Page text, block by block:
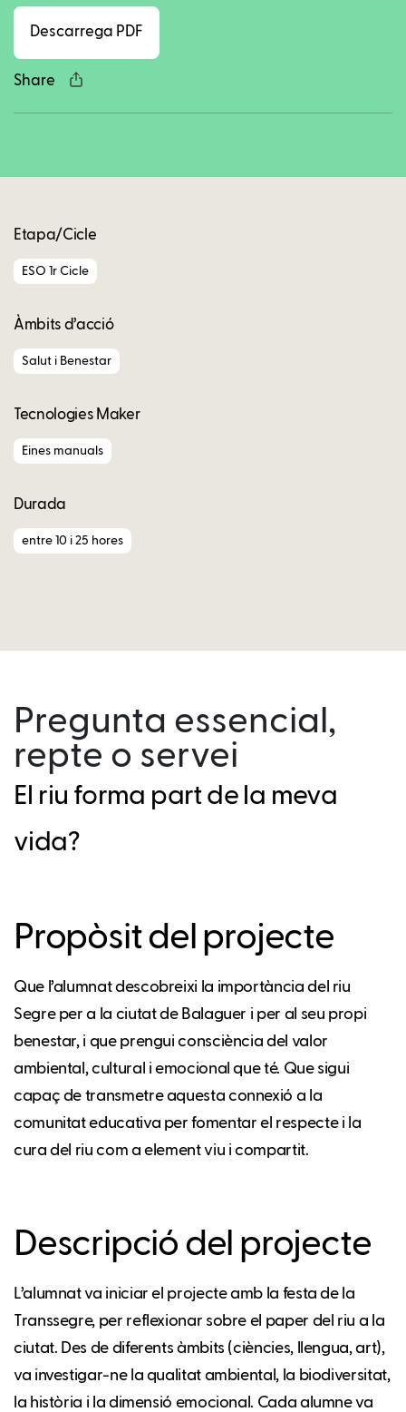
Descarrega PDF
Share
Etapa/Cicle
ESO 1r Cicle
Àmbits d’acció
Salut i Benestar
Tecnologies Maker
Eines manuals
Durada
entre 10 i 25 hores
Pregunta essencial,
repte o servei
El riu forma part de la meva
vida?
Propòsit del projecte
Que l’alumnat descobreixi la importància del riu
Segre per a la ciutat de Balaguer i per al seu propi
benestar, i que prengui consciència del valor
ambiental, cultural i emocional que té. Que sigui
capaç de transmetre aquesta connexió a la
comunitat educativa per fomentar el respecte i la
cura del riu com a element viu i compartit.
Descripció del projecte
L’alumnat va iniciar el projecte amb la festa de la
Transsegre, per reflexionar sobre el paper del riu a la
ciutat. Des de diferents àmbits (ciències, llengua, art),
va investigar-ne la qualitat ambiental, la biodiversitat,
la història i la dimensió emocional. Cada alumne va